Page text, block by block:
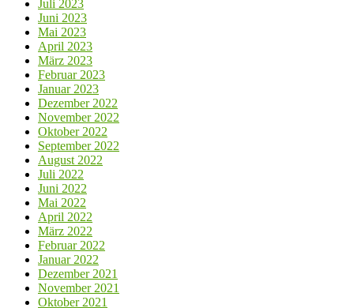
Juli 2023
Juni 2023
Mai 2023
April 2023
März 2023
Februar 2023
Januar 2023
Dezember 2022
November 2022
Oktober 2022
September 2022
August 2022
Juli 2022
Juni 2022
Mai 2022
April 2022
März 2022
Februar 2022
Januar 2022
Dezember 2021
November 2021
Oktober 2021